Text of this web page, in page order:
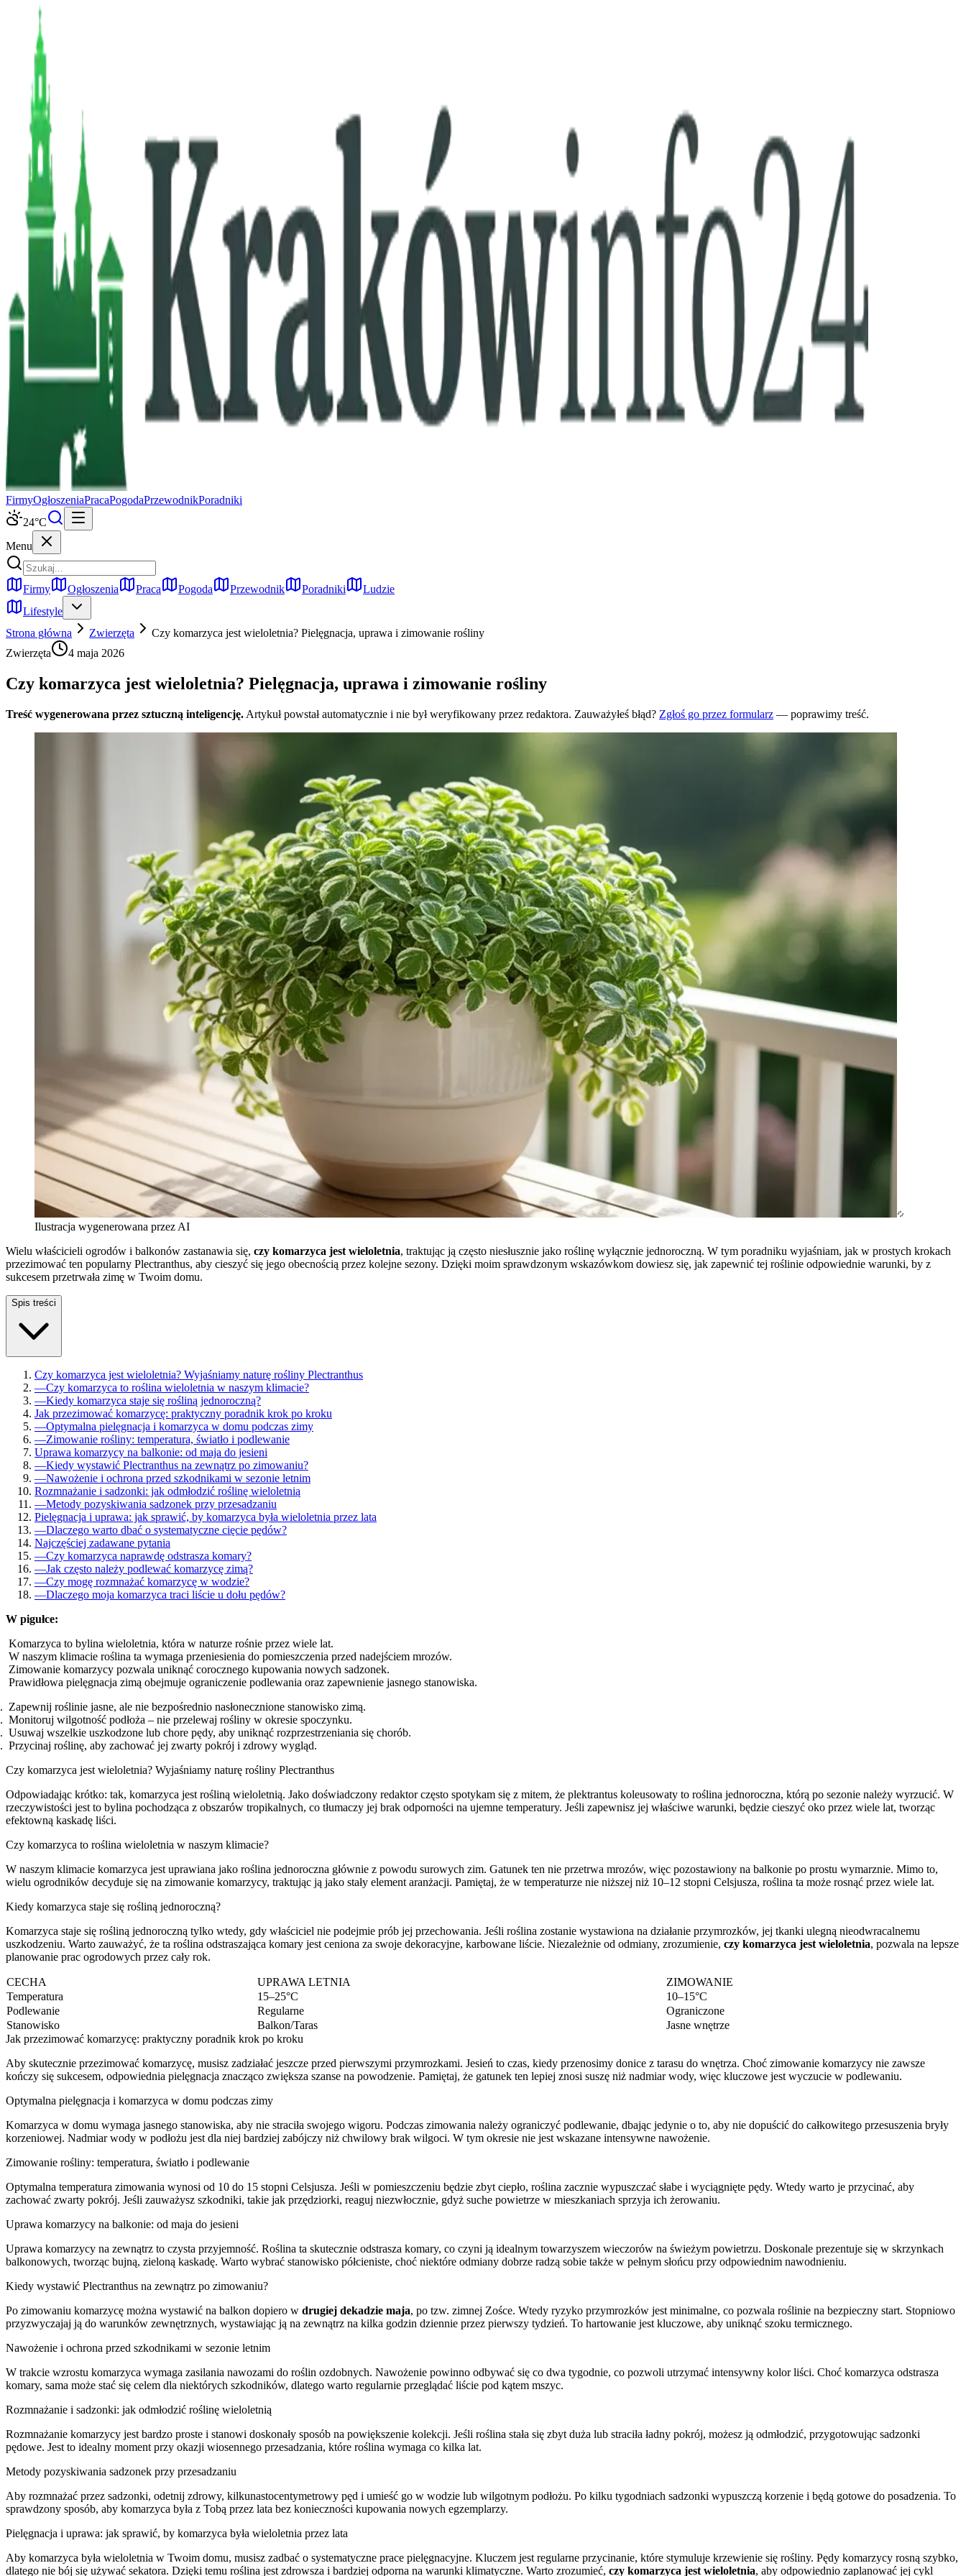
FirmyOgłoszeniaPracaPogodaPrzewodnikPoradniki
24°C
Menu
Firmy Ogłoszenia Praca Pogoda Przewodnik Poradniki
Ludzie
Lifestyle
Strona główna
Zwierzęta
Czy komarzyca jest wieloletnia? Pielęgnacja, uprawa i zimowanie rośliny
Zwierzęta
4 maja 2026
Czy komarzyca jest wieloletnia? Pielęgnacja, uprawa i zimowanie rośliny
Treść wygenerowana przez sztuczną inteligencję. Artykuł powstał automatycznie i nie był weryfikowany przez redaktora. Zauważyłeś błąd? Zgłoś go przez formularz — poprawimy treść.
Ilustracja wygenerowana przez AI
Wielu właścicieli ogrodów i balkonów zastanawia się, czy komarzyca jest wieloletnia, traktując ją często niesłusznie jako roślinę wyłącznie jednoroczną. W tym poradniku wyjaśniam, jak w prostych krokach
przezimować ten popularny Plectranthus, aby cieszyć się jego obecnością przez kolejne sezony. Dzięki moim sprawdzonym wskazówkom dowiesz się, jak zapewnić tej roślinie odpowiednie warunki, by z
sukcesem przetrwała zimę w Twoim domu.
Spis treści
Czy komarzyca jest wieloletnia? Wyjaśniamy naturę rośliny Plectranthus
—Czy komarzyca to roślina wieloletnia w naszym klimacie?
—Kiedy komarzyca staje się rośliną jednoroczną?
Jak przezimować komarzycę: praktyczny poradnik krok po kroku
—Optymalna pielęgnacja i komarzyca w domu podczas zimy
—Zimowanie rośliny: temperatura, światło i podlewanie
Uprawa komarzycy na balkonie: od maja do jesieni
—Kiedy wystawić Plectranthus na zewnątrz po zimowaniu?
—Nawożenie i ochrona przed szkodnikami w sezonie letnim
Rozmnażanie i sadzonki: jak odmłodzić roślinę wieloletnią
—Metody pozyskiwania sadzonek przy przesadzaniu
Pielęgnacja i uprawa: jak sprawić, by komarzyca była wieloletnia przez lata
—Dlaczego warto dbać o systematyczne cięcie pędów?
Najczęściej zadawane pytania
—Czy komarzyca naprawdę odstrasza komary?
—Jak często należy podlewać komarzycę zimą?
—Czy mogę rozmnażać komarzycę w wodzie?
—Dlaczego moja komarzyca traci liście u dołu pędów?
W pigułce:
Komarzyca to bylina wieloletnia, która w naturze rośnie przez wiele lat.
W naszym klimacie roślina ta wymaga przeniesienia do pomieszczenia przed nadejściem mrozów.
Zimowanie komarzycy pozwala uniknąć corocznego kupowania nowych sadzonek.
Prawidłowa pielęgnacja zimą obejmuje ograniczenie podlewania oraz zapewnienie jasnego stanowiska.
Zapewnij roślinie jasne, ale nie bezpośrednio nasłonecznione stanowisko zimą.
Monitoruj wilgotność podłoża – nie przelewaj rośliny w okresie spoczynku.
Usuwaj wszelkie uszkodzone lub chore pędy, aby uniknąć rozprzestrzeniania się chorób.
Przycinaj roślinę, aby zachować jej zwarty pokrój i zdrowy wygląd.
Czy komarzyca jest wieloletnia? Wyjaśniamy naturę rośliny Plectranthus
Odpowiadając krótko: tak, komarzyca jest rośliną wieloletnią. Jako doświadczony redaktor często spotykam się z mitem, że plektrantus koleusowaty to roślina jednoroczna, którą po sezonie należy wyrzucić. W
rzeczywistości jest to bylina pochodząca z obszarów tropikalnych, co tłumaczy jej brak odporności na ujemne temperatury. Jeśli zapewnisz jej właściwe warunki, będzie cieszyć oko przez wiele lat, tworząc
efektowną kaskadę liści.
Czy komarzyca to roślina wieloletnia w naszym klimacie?
W naszym klimacie komarzyca jest uprawiana jako roślina jednoroczna głównie z powodu surowych zim. Gatunek ten nie przetrwa mrozów, więc pozostawiony na balkonie po prostu wymarznie. Mimo to,
wielu ogrodników decyduje się na zimowanie komarzycy, traktując ją jako stały element aranżacji. Pamiętaj, że w temperaturze nie niższej niż 10–12 stopni Celsjusza, roślina ta może rosnąć przez wiele lat.
Kiedy komarzyca staje się rośliną jednoroczną?
Komarzyca staje się rośliną jednoroczną tylko wtedy, gdy właściciel nie podejmie prób jej przechowania. Jeśli roślina zostanie wystawiona na działanie przymrozków, jej tkanki ulegną nieodwracalnemu
uszkodzeniu. Warto zauważyć, że ta roślina odstraszająca komary jest ceniona za swoje dekoracyjne, karbowane liście. Niezależnie od odmiany, zrozumienie, czy komarzyca jest wieloletnia, pozwala na lepsze
planowanie prac ogrodowych przez cały rok.
CECHA UPRAWA LETNIA
ZIMOWANIE
Temperatura
15–25°C
10–15°C
Podlewanie
Regularne
Ograniczone
Stanowisko
Balkon/Taras
Jasne wnętrze
Jak przezimować komarzycę: praktyczny poradnik krok po kroku
Aby skutecznie przezimować komarzycę, musisz zadziałać jeszcze przed pierwszymi przymrozkami. Jesień to czas, kiedy przenosimy donice z tarasu do wnętrza. Choć zimowanie komarzycy nie zawsze
kończy się sukcesem, odpowiednia pielęgnacja znacząco zwiększa szanse na powodzenie. Pamiętaj, że gatunek ten lepiej znosi suszę niż nadmiar wody, więc kluczowe jest wyczucie w podlewaniu.
Optymalna pielęgnacja i komarzyca w domu podczas zimy
Komarzyca w domu wymaga jasnego stanowiska, aby nie straciła swojego wigoru. Podczas zimowania należy ograniczyć podlewanie, dbając jedynie o to, aby nie dopuścić do całkowitego przesuszenia bryły
korzeniowej. Nadmiar wody w podłożu jest dla niej bardziej zabójczy niż chwilowy brak wilgoci. W tym okresie nie jest wskazane intensywne nawożenie.
Zimowanie rośliny: temperatura, światło i podlewanie
Optymalna temperatura zimowania wynosi od 10 do 15 stopni Celsjusza. Jeśli w pomieszczeniu będzie zbyt ciepło, roślina zacznie wypuszczać słabe i wyciągnięte pędy. Wtedy warto je przycinać, aby
zachować zwarty pokrój. Jeśli zauważysz szkodniki, takie jak przędziorki, reaguj niezwłocznie, gdyż suche powietrze w mieszkaniach sprzyja ich żerowaniu.
Uprawa komarzycy na balkonie: od maja do jesieni
Uprawa komarzycy na zewnątrz to czysta przyjemność. Roślina ta skutecznie odstrasza komary, co czyni ją idealnym towarzyszem wieczorów na świeżym powietrzu. Doskonale prezentuje się w skrzynkach
balkonowych, tworząc bujną, zieloną kaskadę. Warto wybrać stanowisko półcieniste, choć niektóre odmiany dobrze radzą sobie także w pełnym słońcu przy odpowiednim nawodnieniu.
Kiedy wystawić Plectranthus na zewnątrz po zimowaniu?
Po zimowaniu komarzycę można wystawić na balkon dopiero w drugiej dekadzie maja, po tzw. zimnej Zośce. Wtedy ryzyko przymrozków jest minimalne, co pozwala roślinie na bezpieczny start. Stopniowo
przyzwyczajaj ją do warunków zewnętrznych, wystawiając ją na zewnątrz na kilka godzin dziennie przez pierwszy tydzień. To hartowanie jest kluczowe, aby uniknąć szoku termicznego.
Nawożenie i ochrona przed szkodnikami w sezonie letnim
W trakcie wzrostu komarzyca wymaga zasilania nawozami do roślin ozdobnych. Nawożenie powinno odbywać się co dwa tygodnie, co pozwoli utrzymać intensywny kolor liści. Choć komarzyca odstrasza
komary, sama może stać się celem dla niektórych szkodników, dlatego warto regularnie przeglądać liście pod kątem mszyc.
Rozmnażanie i sadzonki: jak odmłodzić roślinę wieloletnią
Rozmnażanie komarzycy jest bardzo proste i stanowi doskonały sposób na powiększenie kolekcji. Jeśli roślina stała się zbyt duża lub straciła ładny pokrój, możesz ją odmłodzić, przygotowując sadzonki
pędowe. Jest to idealny moment przy okazji wiosennego przesadzania, które roślina wymaga co kilka lat.
Metody pozyskiwania sadzonek przy przesadzaniu
Aby rozmnażać przez sadzonki, odetnij zdrowy, kilkunastocentymetrowy pęd i umieść go w wodzie lub wilgotnym podłożu. Po kilku tygodniach sadzonki wypuszczą korzenie i będą gotowe do posadzenia. To
sprawdzony sposób, aby komarzyca była z Tobą przez lata bez konieczności kupowania nowych egzemplarzy.
Pielęgnacja i uprawa: jak sprawić, by komarzyca była wieloletnia przez lata
Aby komarzyca była wieloletnia w Twoim domu, musisz zadbać o systematyczne prace pielęgnacyjne. Kluczem jest regularne przycinanie, które stymuluje krzewienie się rośliny. Pędy komarzycy rosną szybko,
dlatego nie bój się używać sekatora. Dzięki temu roślina jest zdrowsza i bardziej odporna na warunki klimatyczne. Warto zrozumieć, czy komarzyca jest wieloletnia, aby odpowiednio zaplanować jej cykl